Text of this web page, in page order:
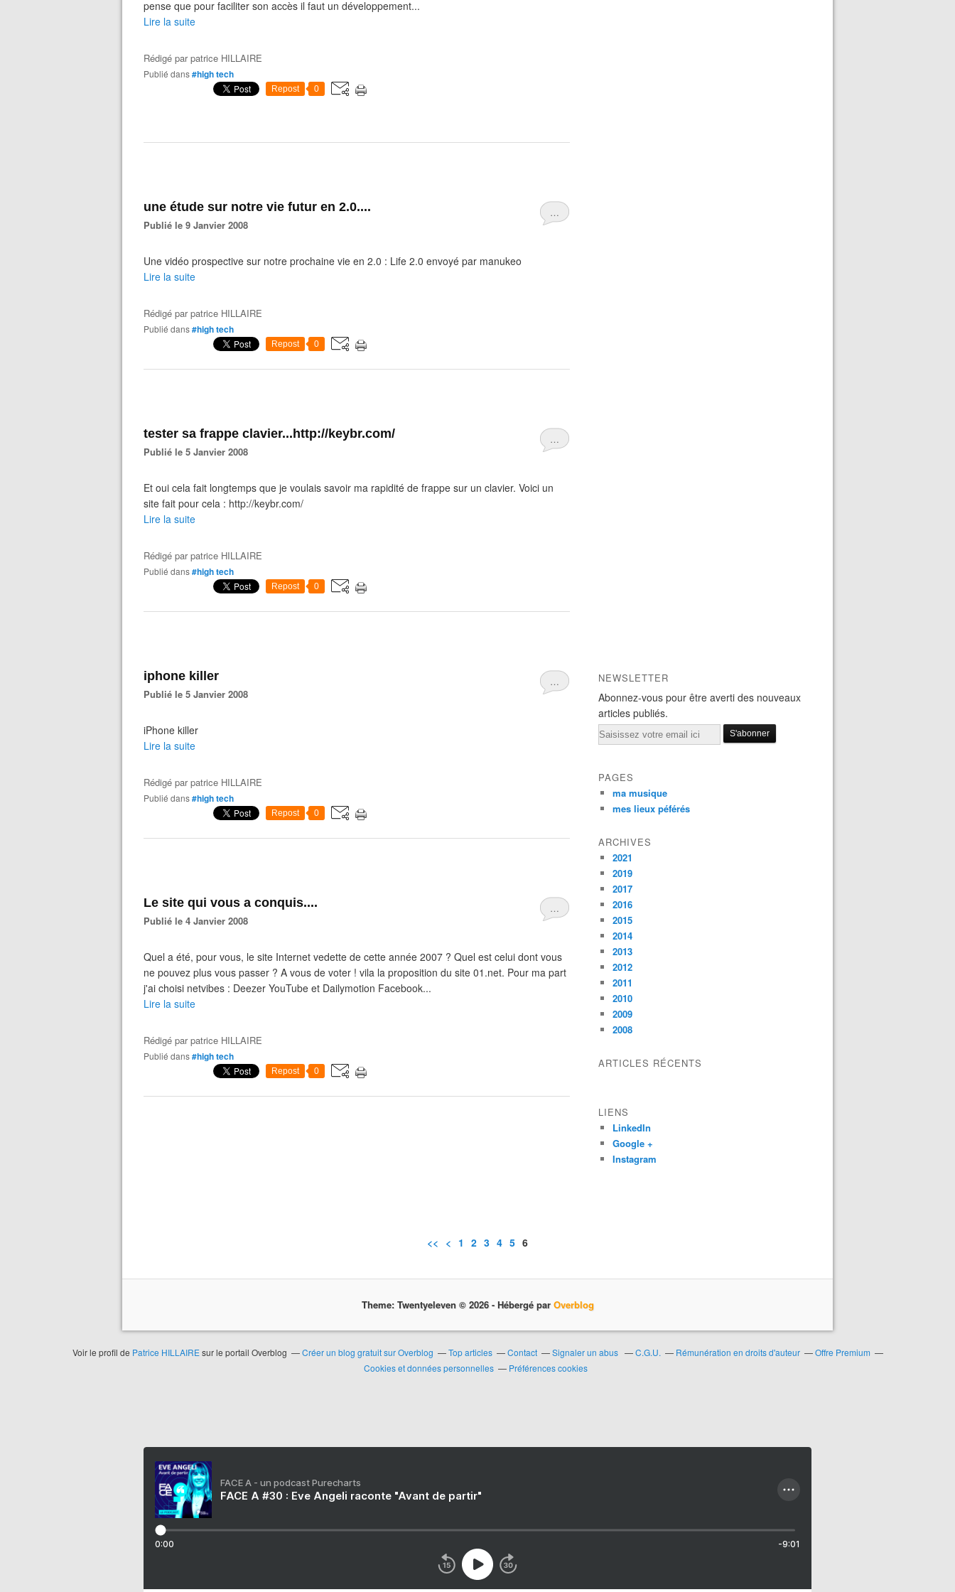
pense que pour faciliter son accès il faut un développement...
Lire la suite
Rédigé parpatrice HILLAIRE
Publié dans#high tech
Repost 0
…
une étude sur notre vie futur en 2.0....
Publié le 9 Janvier 2008
Une vidéo prospective sur notre prochaine vie en 2.0 : Life 2.0 envoyé par manukeo
Lire la suite
Rédigé parpatrice HILLAIRE
Publié dans#high tech
Repost 0
…
tester sa frappe clavier...http://keybr.com/
Publié le 5 Janvier 2008
Et oui cela fait longtemps que je voulais savoir ma rapidité de frappe sur un clavier. Voici un
site fait pour cela : http://keybr.com/
Lire la suite
Rédigé parpatrice HILLAIRE
Publié dans#high tech
Repost 0
…
iphone killer
Publié le 5 Janvier 2008
iPhone killer
Lire la suite
Rédigé parpatrice HILLAIRE
Publié dans#high tech
Repost 0
…
Le site qui vous a conquis....
Publié le 4 Janvier 2008
Quel a été, pour vous, le site Internet vedette de cette année 2007 ? Quel est celui dont vous
ne pouvez plus vous passer ? A vous de voter ! vila la proposition du site 01.net. Pour ma part
j'ai choisi netvibes : Deezer YouTube et Dailymotion Facebook...
Lire la suite
Rédigé parpatrice HILLAIRE
Publié dans#high tech
Repost 0
NEWSLETTER
Abonnez-vous pour être averti des nouveaux
articles publiés.
Email
PAGES
ma musique
mes lieux péférés
ARCHIVES
2021
2019
2017
2016
2015
2014
2013
2012
2011
2010
2009
2008
ARTICLES RÉCENTS
LIENS
LinkedIn
Google +
Instagram
<< < 1 2 3 4 5 6
Theme: Twentyeleven © 2026 - Hébergé par Overblog
Voir le profil de Patrice HILLAIREsur le portail Overblog Créer un blog gratuit sur Overblog Top articles Contact Signaler un abus C.G.U. Rémunération en droits d'auteur
Offre Premium
Cookies et données personnelles
Préférences cookies
FACE A - un podcast Purecharts
FACE A #30 : Eve Angeli raconte "Avant de partir"
0:00 -9:01